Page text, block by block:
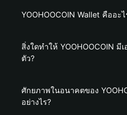
YOOHOOCOIN Wallet คืออะไ
สิ่งใดทำให้ YOOHOOCOIN มี
ตัว?
ศักยภาพในอนาคตของ
อย่างไร?